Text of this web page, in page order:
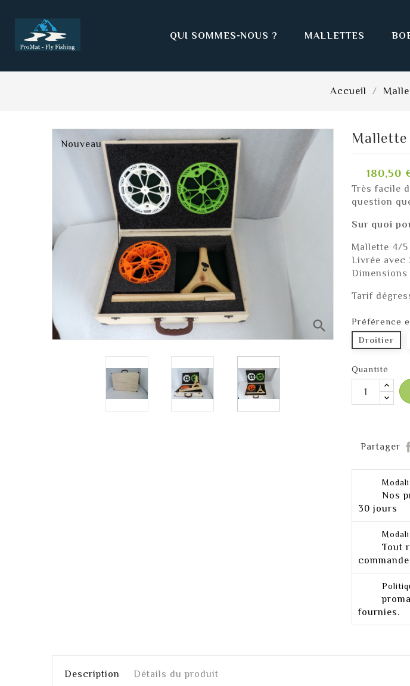
QUI SOMMES-NOUS ? MALLETTES
Accueil
Nouveau
search
Mallette
180,50
Très facile
question
Sur quoi
Mallette 4/
Livrée avec
Dimensions
Tarif
Préférence
Droitier
Quantité
Partager
Nos
30 jours
Tout
commande
fournies.
Description Détails du produit